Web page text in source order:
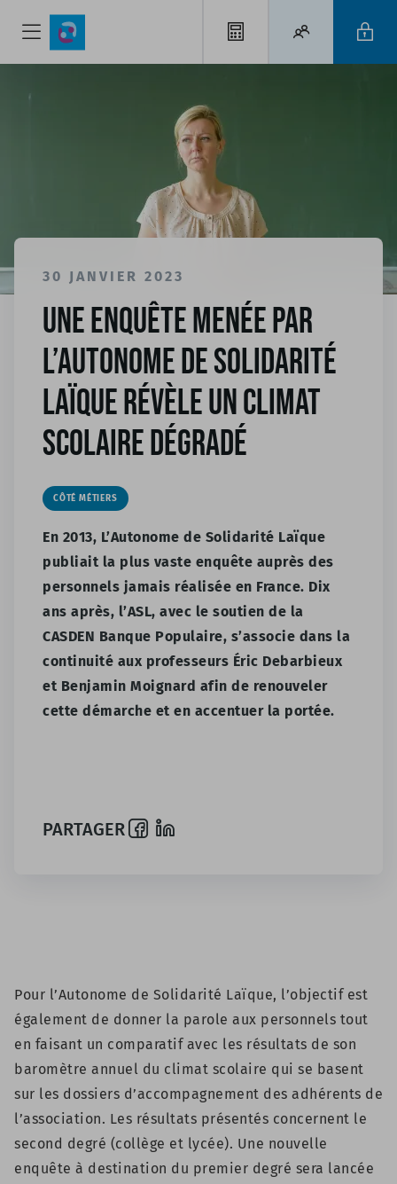
30 JANVIER 2023
Une enquête menée par
l’Autonome de Solidarité
Laïque révèle un climat
scolaire dégradé
CÔTÉ MÉTIERS
En 2013, L’Autonome de Solidarité Laïque
publiait la plus vaste enquête auprès des
personnels jamais réalisée en France. Dix
ans après, l’ASL, avec le soutien de la
CASDEN Banque Populaire, s’associe dans la
continuité aux professeurs Éric Debarbieux
et Benjamin Moignard afin de renouveler
cette démarche et en accentuer la portée.
PARTAGER
Pour l’Autonome de Solidarité Laïque, l’objectif est
également de donner la parole aux personnels tout
en faisant un comparatif avec les résultats de son
baromètre annuel du climat scolaire qui se basent
sur les dossiers d’accompagnement des adhérents de
l’association. Les résultats présentés concernent le
second degré (collège et lycée). Une nouvelle
enquête à destination du premier degré sera lancée